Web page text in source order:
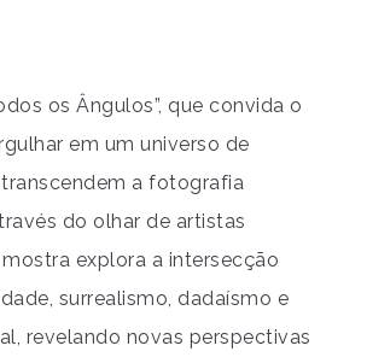
os Ângulos”, que convida o
em um universo de
a fotografia
do olhar de artistas
explora a intersecção
surrealismo, dadaísmo e
revelando novas perspectivas